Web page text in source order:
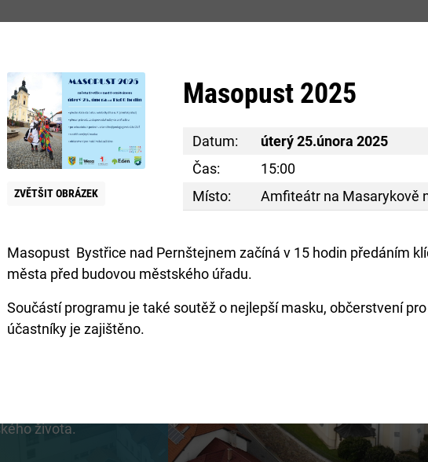
MĚSTSKÝ ÚŘAD
Nakouknout do
Masopust 2025
Datum:
úterý 25.února 2025
Čas:
15:00
Místo:
Amfiteátr na Masarykově
ZVĚTŠITOBRÁZEK
Masopust Bystřice nad Pernštejnem začíná v 15 hodin předáním
města před budovou městského úřadu.
Součástí programu je také soutěž o nejlepší masku, občerstvení
účastníky je zajištěno.